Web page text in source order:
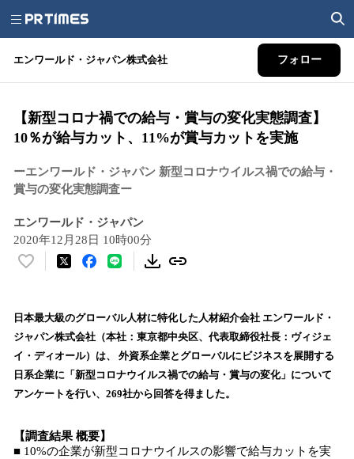
エンワールド・ジャパン株式会社 フォロー
【新型コロナ禍での給与・賞与の変化実態調査】
10％が給与カット、11%が賞与カットを実施
ーエンワールド・ジャパン 新型コロナウイルス禍での給与・
賞与の変化実態調査ー
エンワールド・ジャパン
2020年12月28日 10時00分
い
！
数
を
読
込
中
で
日本最大級のグローバル人材に特化した人材紹介会社 エンワールド・
ジャパン株式会社（本社：東京都中央区、代表取締役社長：ヴィジェ
イ・ディオール）は、 外資系企業とグローバルにビジネスを展開する
日系企業に「新型コロナウイルス禍での給与・賞与の変化」について
アンケートを行い、269社から回答を得ました。
【調査結果 概要】
■ 10%の企業が新型コロナウイルスの影響で給与カットを実